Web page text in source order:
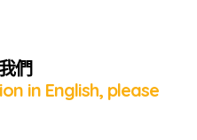
們
in English, please